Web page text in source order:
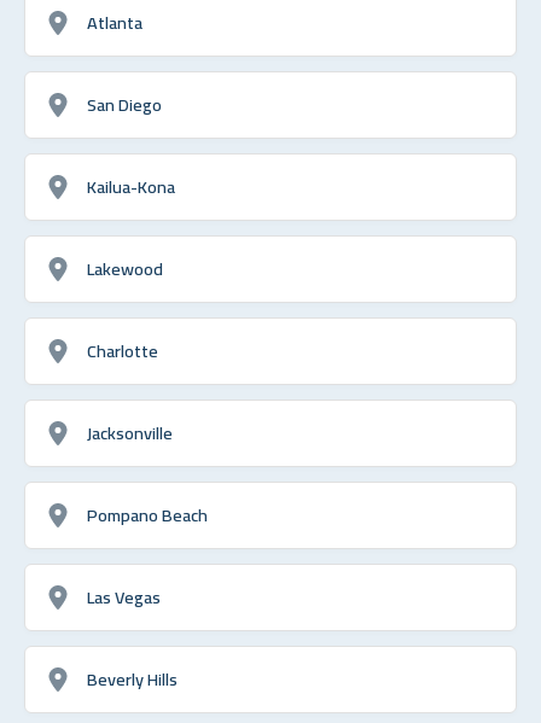
Atlanta
San Diego
Kailua-Kona
Lakewood
Charlotte
Jacksonville
Pompano Beach
Las Vegas
Beverly Hills